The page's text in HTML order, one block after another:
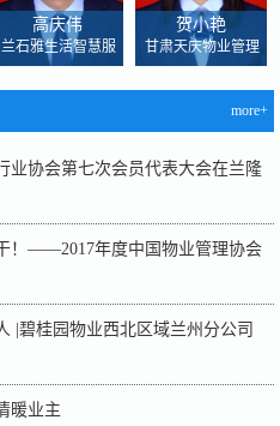
高庆伟
兰石雅生活智慧服
贺小艳
甘肃天庆物业管理
more+
业协会第七次会员代表大会在兰隆
！——2017年度中国物业管理协会
|碧桂园物业西北区域兰州分公司
暖业主